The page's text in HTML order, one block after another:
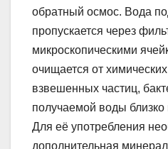
обратный осмос. Вода
пропускается через
микроскопическими
очищается от
взвешенных частиц,
получаемой воды близко
Для её употребления
дополнительная